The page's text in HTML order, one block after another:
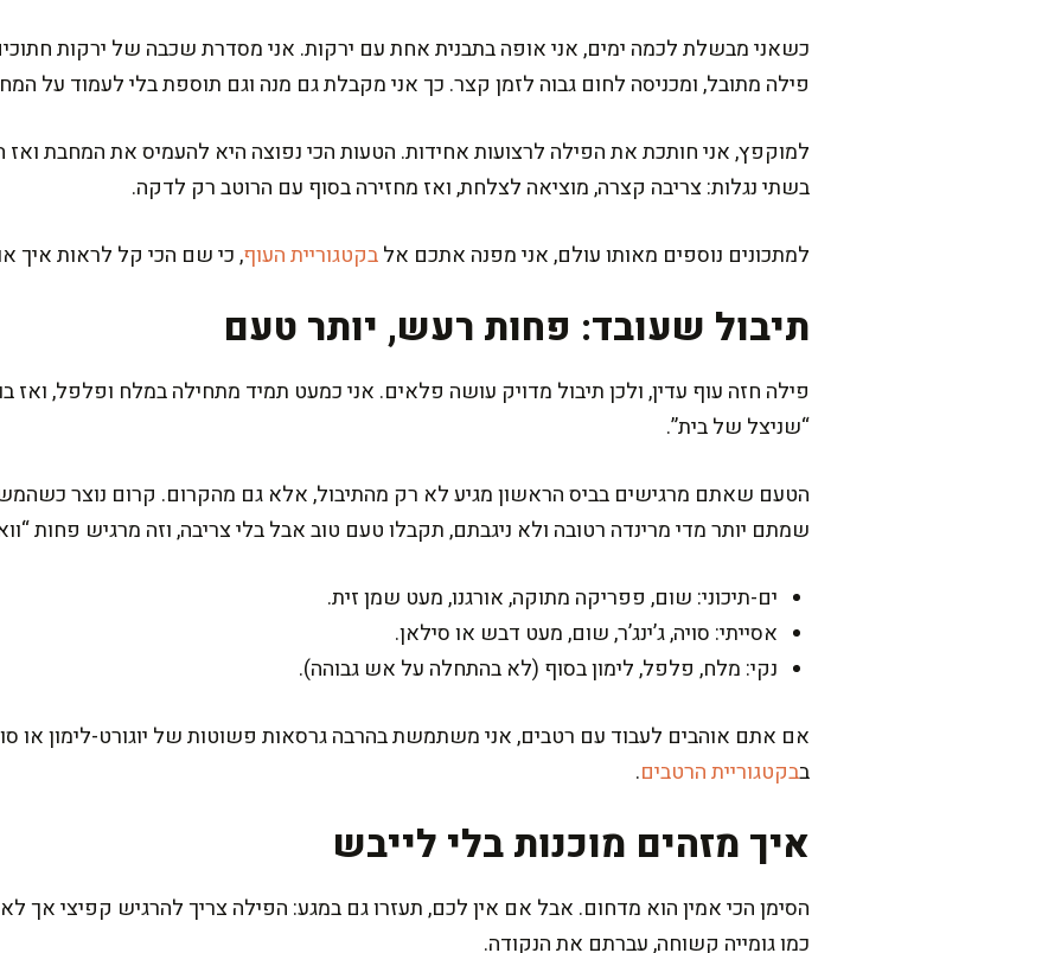
כשאני מבשלת לכמה ימים, אני אופה בתבנית אחת עם ירקות. אני מסדרת שכבה של ירקות
פילה מתובל, ומכניסה לחום גבוה לזמן קצר. כך אני מקבלת גם מנה וגם תוספת בלי לעמוד על
למוקפץ, אני חותכת את הפילה לרצועות אחידות. הטעות הכי נפוצה היא להעמיס את המחבת
בשתי נגלות: צריבה קצרה, מוציאה לצלחת, ואז מחזירה בסוף עם הרוטב רק לדקה.
למתכונים נוספים מאותו עולם, אני מפנה אתכם אלבקטגוריית העוף, כי שם הכי קל לראות איך
תיבול שעובד: פחות רעש, יותר טעם
פילה חזה עוף עדין, ולכן תיבול מדויק עושה פלאים. אני כמעט תמיד מתחילה במלח ופלפל, ואז
“שניצל של בית”.
הטעם שאתם מרגישים בביס הראשון מגיע לא רק מהתיבול, אלא גם מהקרום. קרום נוצר
שמתם יותר מדי מרינדה רטובה ולא ניגבתם, תקבלו טעם טוב אבל בלי צריבה, וזה מרגיש פחות
ים-תיכוני: שום, פפריקה מתוקה, אורגנו, מעט שמן זית.
אסייתי: סויה, ג’ינג’ר, שום, מעט דבש או סילאן.
נקי: מלח, פלפל, לימון בסוף (לא בהתחלה על אש גבוהה).
אם אתם אוהבים לעבוד עם רטבים, אני משתמשת בהרבה גרסאות פשוטות של יוגורט-לימון או
בבקטגוריית הרטבים.
איך מזהים מוכנות בלי לייבש
הסימן הכי אמין הוא מדחום. אבל אם אין לכם, תעזרו גם במגע: הפילה צריך להרגיש קפיצי אך
כמו גומייה קשוחה, עברתם את הנקודה.